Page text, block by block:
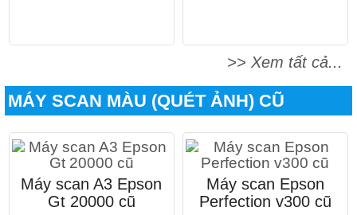
>> Xem tất cả...
MÁY SCAN MÀU (QUÉT ẢNH) CŨ
Máy scan A3 Epson
Gt 20000 cũ
Máy scan Epson
Perfection v300 cũ